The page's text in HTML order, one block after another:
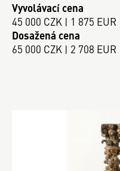
Vyvolávací cena
45 000 CZK | 1 875 EUR
Dosažená cena
65 000 CZK | 2 708 EUR